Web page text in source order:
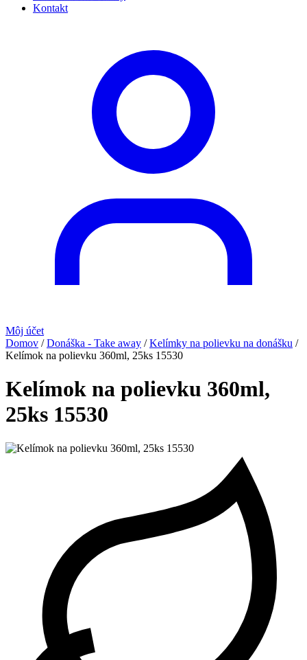
Kontakt
Môj účet
Domov /Donáška - Take away /Kelímky na polievku na donášku /
Kelímok na polievku 360ml, 25ks 15530
Kelímok na polievku 360ml,
25ks 15530